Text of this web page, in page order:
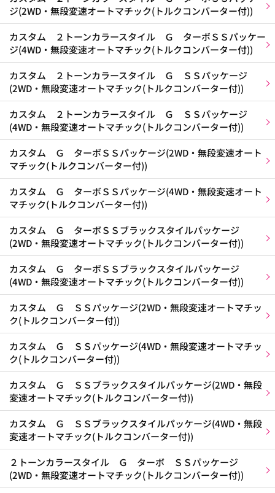
ジ(2WD・無段変速オートマチック(トルクコンバーター付))
カスタム ２トーンカラースタイル Ｇ ターボＳＳパッケー
ジ(4WD・無段変速オートマチック(トルクコンバーター付))
カスタム ２トーンカラースタイル Ｇ ＳＳパッケージ
(2WD・無段変速オートマチック(トルクコンバーター付))
カスタム ２トーンカラースタイル Ｇ ＳＳパッケージ
(4WD・無段変速オートマチック(トルクコンバーター付))
カスタム Ｇ ターボＳＳパッケージ(2WD・無段変速オート
マチック(トルクコンバーター付))
カスタム Ｇ ターボＳＳパッケージ(4WD・無段変速オート
マチック(トルクコンバーター付))
カスタム Ｇ ターボＳＳブラックスタイルパッケージ
(2WD・無段変速オートマチック(トルクコンバーター付))
カスタム Ｇ ターボＳＳブラックスタイルパッケージ
(4WD・無段変速オートマチック(トルクコンバーター付))
カスタム Ｇ ＳＳパッケージ(2WD・無段変速オートマチッ
ク(トルクコンバーター付))
カスタム Ｇ ＳＳパッケージ(4WD・無段変速オートマチッ
ク(トルクコンバーター付))
カスタム Ｇ ＳＳブラックスタイルパッケージ(2WD・無段
変速オートマチック(トルクコンバーター付))
カスタム Ｇ ＳＳブラックスタイルパッケージ(4WD・無段
変速オートマチック(トルクコンバーター付))
２トーンカラースタイル Ｇ ターボ ＳＳパッケージ
(2WD・無段変速オートマチック(トルクコンバーター付))